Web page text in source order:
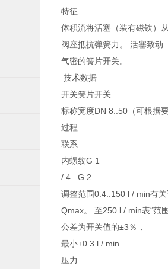
特征
体积流将活塞（装有磁铁）从
阀座抵抗弹簧力。 活塞致动
气密的簧片开关。
技术数据
开关簧片开关
标称宽度DN 8..50（可根据
过程
联系
内螺纹G 1
/ 4 ..G 2
调整范围0.4..150 l / min有
Qmax。 至250 l / min表“范
公差为开关值的±3％，
最小±0.3 l / min
压力